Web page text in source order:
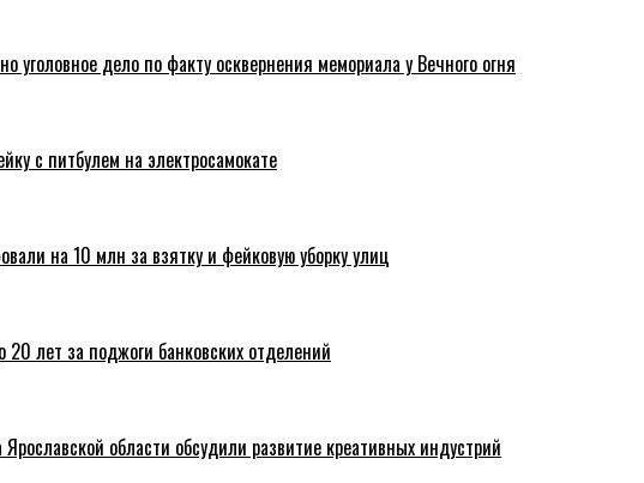
уголовное дело по факту осквернения мемориала у Вечного огня
с питбулем на электросамокате
на 10 млн за взятку и фейковую уборку улиц
лет за поджоги банковских отделений
области обсудили развитие креативных индустрий